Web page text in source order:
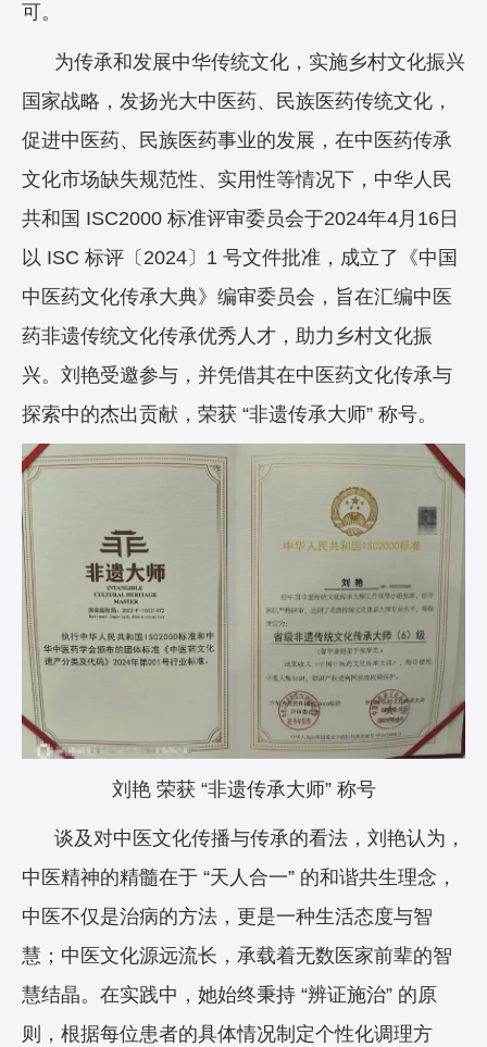
可。
为传承和发展中华传统文化，实施乡村文化振兴
国家战略，发扬光大中医药、民族医药传统文化，
促进中医药、民族医药事业的发展，在中医药传承
文化市场缺失规范性、实用性等情况下，中华人民
共和国 ISC2000 标准评审委员会于2024年4月16日
以 ISC 标评〔2024〕1 号文件批准，成立了《中国
中医药文化传承大典》编审委员会，旨在汇编中医
药非遗传统文化传承优秀人才，助力乡村文化振
兴。刘艳受邀参与，并凭借其在中医药文化传承与
探索中的杰出贡献，荣获 “非遗传承大师” 称号。
刘艳 荣获 “非遗传承大师” 称号
谈及对中医文化传播与传承的看法，刘艳认为，
中医精神的精髓在于 “天人合一” 的和谐共生理念，
中医不仅是治病的方法，更是一种生活态度与智
慧；中医文化源远流长，承载着无数医家前辈的智
慧结晶。在实践中，她始终秉持 “辨证施治” 的原
则，根据每位患者的具体情况制定个性化调理方